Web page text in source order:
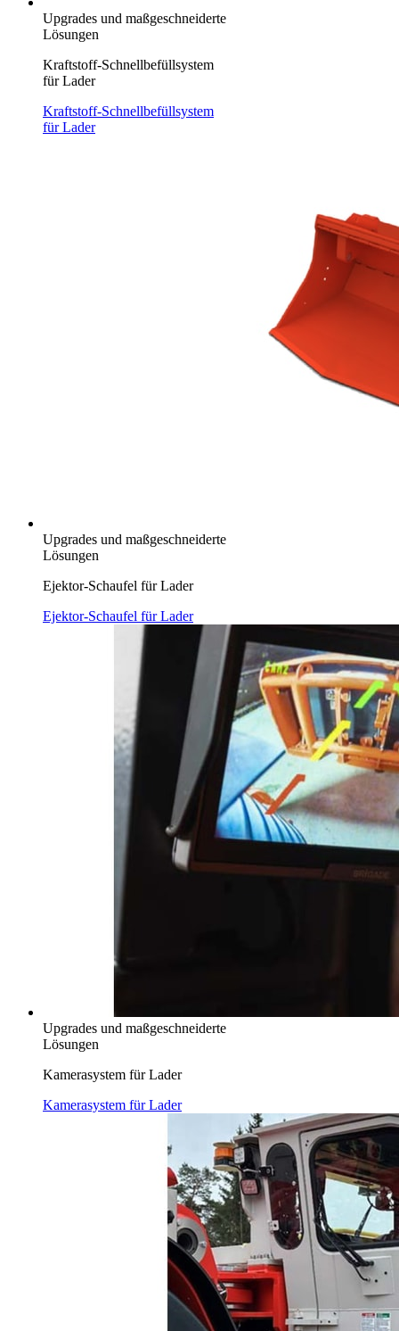
Upgrades und maßgeschneiderte
Lösungen
Kraftstoff-Schnellbefüllsystem
für Lader
Kraftstoff-Schnellbefüllsystem
für Lader
Upgrades und maßgeschneiderte
Lösungen
Ejektor-Schaufel für Lader
Ejektor-Schaufel für Lader
Upgrades und maßgeschneiderte
Lösungen
Kamerasystem für Lader
Kamerasystem für Lader